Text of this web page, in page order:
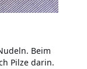
Beim
Pilze darin.